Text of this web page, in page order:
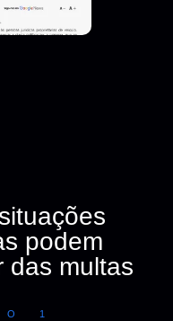
podem
das multas
1